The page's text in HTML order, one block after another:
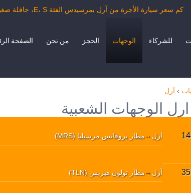
كم سعر سيارة الأجرة من آرل بمرسيدس الفئة E، S، حافلة صغيرة VIANO، VITO أو حافلة الدرجة السياحية.
الصفحة من نحن الحجز الوجهات للشركاء
› آرل
الوجهات الشعبية
آرل ↔مطار بروفانس مرسيليا (MRS)
آرل ↔مطار تولون هيريس (TLN)